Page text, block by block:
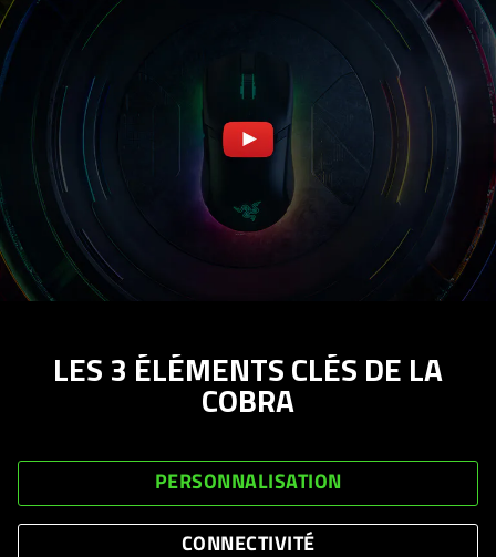
LES 3 ÉLÉMENTS CLÉS DE LA
COBRA
PERSONNALISATION
CONNECTIVITÉ